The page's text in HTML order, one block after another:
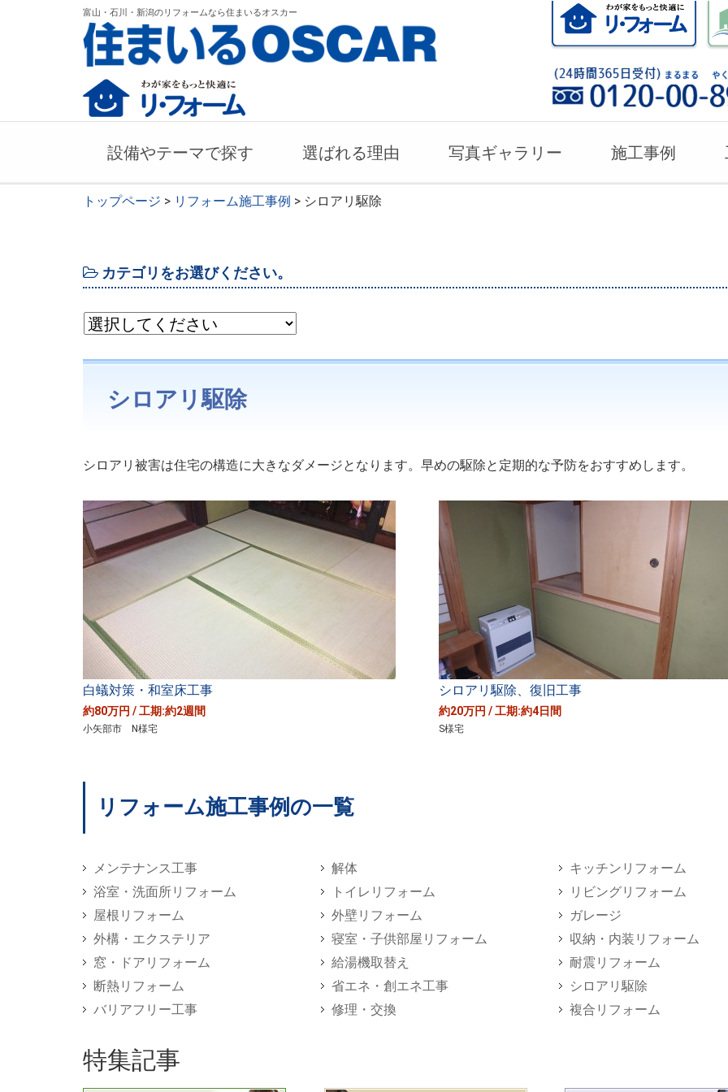
富山・石川・新潟のリフォームなら住まいるオスカー
設備やテーマで探す 選ばれる理由 写真ギャラリー 施工事例
トップページ > リフォーム施工事例 > シロアリ駆除
カテゴリをお選びください。
シロアリ駆除
シロアリ被害は住宅の構造に大きなダメージとなります。早めの駆除と定期的な予防をおすすめします。
白蟻対策・和室床工事
約80万円 / 工期:約2週間
小矢部市 N様宅
シロアリ駆除、復旧工事
約20万円 / 工期:約4日間
S様宅
リフォーム施工事例の一覧
メンテナンス工事 解体
キッチンリフォーム
浴室・洗面所リフォーム
トイレリフォーム
リビングリフォーム
屋根リフォーム
外壁リフォーム
ガレージ
外構・エクステリア
寝室・子供部屋リフォーム
収納・内装リフォーム
窓・ドアリフォーム
給湯機取替え
耐震リフォーム
断熱リフォーム
省エネ・創エネ工事
シロアリ駆除
バリアフリー工事
修理・交換 複合リフォーム
特集記事